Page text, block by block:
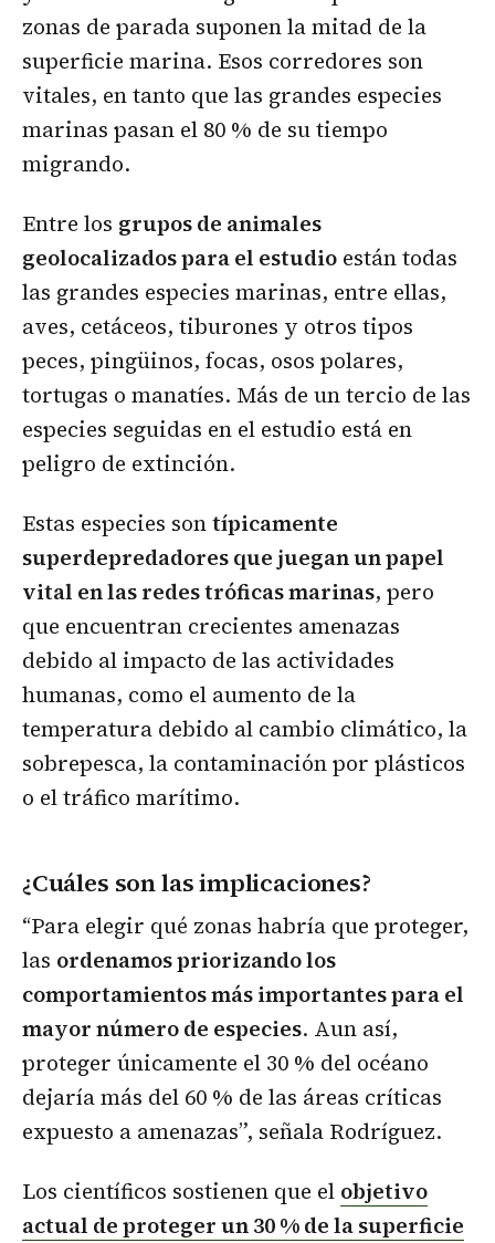
zonas de parada suponen la mitad de la
superficie marina. Esos corredores son
vitales, en tanto que las grandes especies
marinas pasan el 80 % de su tiempo
migrando.
Entre los grupos de animales
geolocalizados para el estudio están todas
las grandes especies marinas, entre ellas,
aves, cetáceos, tiburones y otros tipos
peces, pingüinos, focas, osos polares,
tortugas o manatíes. Más de un tercio de las
especies seguidas en el estudio está en
peligro de extinción.
Estas especies sontípicamente
superdepredadores que juegan un papel
vital en las redes tróficas marinas, pero
que encuentran crecientes amenazas
debido al impacto de las actividades
humanas, como el aumento de la
temperatura debido al cambio climático, la
sobrepesca, la contaminación por plásticos
o el tráfico marítimo.
¿Cuáles son las implicaciones?
“Para elegir qué zonas habría que proteger,
las ordenamos priorizando los
comportamientos más importantes para el
mayor número de especies. Aun así,
proteger únicamente el 30 % del océano
dejaría más del 60 % de las áreas críticas
expuesto a amenazas”, señala Rodríguez.
Los científicos sostienen que el objetivo
actual de proteger un 30 % de la superficie